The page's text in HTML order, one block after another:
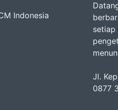
Indonesia
setiap
Jl.
0877